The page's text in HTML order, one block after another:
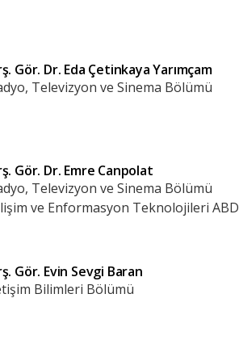
Gör. Dr. Eda Çetinkaya Yarımçam
Televizyon ve Sinema Bölümü
Gör. Dr. Emre Canpolat
Televizyon ve Sinema Bölümü
ve Enformasyon Teknolojileri ABD
Gör. Evin Sevgi Baran
Bilimleri Bölümü